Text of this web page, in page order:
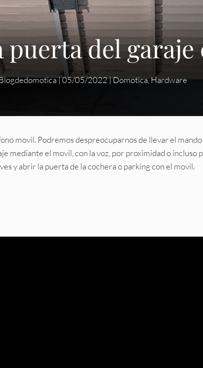
del
|05/05/2022|Domotica,Hardware
movil. Podremos despreocuparnos de llevar el
mediante el movil, con la voz, por proximidad o incluso
y abrir la puerta de la cochera o parking con el movil.